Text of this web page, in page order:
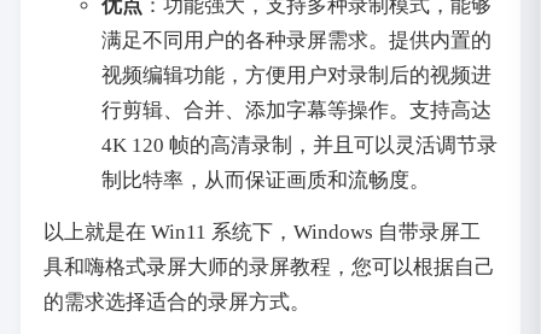
优点 ：功能强大，支持多种录制模式，能够
满足不同用户的各种录屏需求。提供内置的
视频编辑功能，方便用户对录制后的视频进
行剪辑、合并、添加字幕等操作。支持高达
4K 120 帧的高清录制，并且可以灵活调节录
制比特率，从而保证画质和流畅度。
以上就是在 Win11 系统下，Windows 自带录屏工
具和嗨格式录屏大师的录屏教程，您可以根据自己
的需求选择适合的录屏方式。